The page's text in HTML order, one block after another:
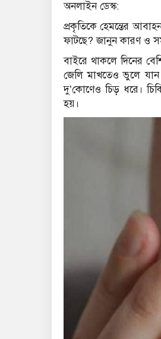
অনলাইন ডেস্ক:
প্রকৃতিকে হেমন্তের
ফাটছে? জানুন কারণ ও
বাইরে থাকলে দিনের
জেলি মাখতেও ভুলে
দু’কোণেও চিড় ধরে।
হয়।